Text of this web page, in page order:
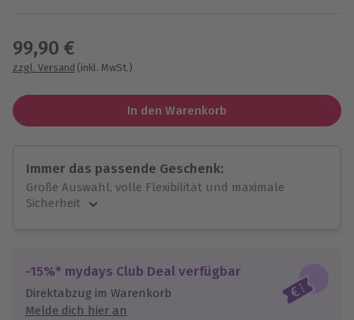
99,90 €
zzgl. Versand (inkl. MwSt.)
In den Warenkorb
Immer das passende Geschenk:
Große Auswahl, volle Flexibilität und maximale
Sicherheit
Jeder Gutschein für alle Erlebnisse einlösbar.
Maximale Sicherheit
3 Jahre gültig & verlängerbar.
-15%* mydays Club Deal verfügbar
Direktabzug im Warenkorb
Melde dich hier an